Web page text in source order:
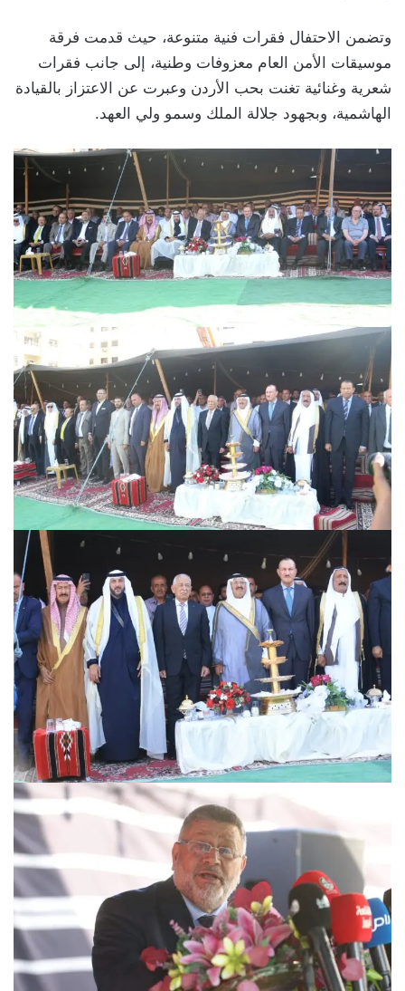
وتضمن الاحتفال فقرات فنية متنوعة، حيث قدمت فرقة
موسيقات الأمن العام معزوفات وطنية، إلى جانب فقرات
شعرية وغنائية تغنت بحب الأردن وعبرت عن الاعتزاز بالقيادة
الهاشمية، وبجهود جلالة الملك وسمو ولي العهد.